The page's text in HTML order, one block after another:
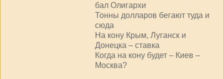
бал Олигархи
Тонны долларов бегают туда и
сюда
На кону Крым, Луганск и
Донецка – ставка
Когда на кону будет – Киев –
Москва?